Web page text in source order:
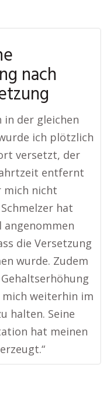
nach
in der gleichen
ich plötzlich
versetzt, der
entfernt
mich nicht
hat
angenommen
die Versetzung
wurde. Zudem
weiterhin im
halten. Seine
hat meinen